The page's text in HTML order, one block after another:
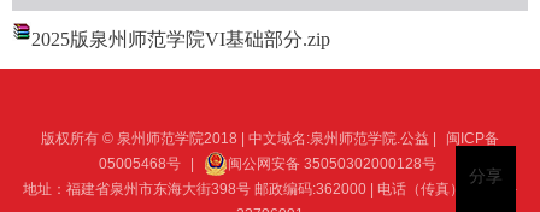
2025版泉州师范学院VI基础部分.zip
分享
版权所有 © 泉州师范学院2018 | 中文域名:泉州师范学院.公益 |
闽ICP备
05005468号
闽公网安备 35050302000128号
地址：福建省泉州市东海大街398号 邮政编码:362000 | 电话（传真）：0595-